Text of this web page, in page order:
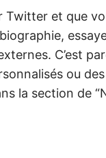
Twitter et que
C’est
ou
la section de